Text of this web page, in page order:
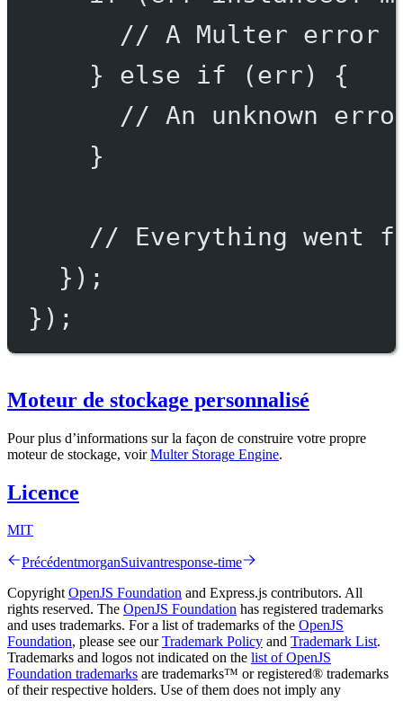
// A Multer error
} else if (err) {
// An unknown
}
// Everything went
});
});
Moteur de stockage personnalisé
Pour plus d’informations sur la façon de construire votre propre
moteur de stockage, voirMulter Storage Engine.
Licence
MIT
PrécédentmorganSuivantresponse-time
CopyrightOpenJS Foundation and Express.js contributors. All
rights reserved. The OpenJS Foundation has registered trademarks
and uses trademarks. For a list of trademarks of the OpenJS
Foundation, please see ourTrademark Policy and Trademark List.
Trademarks and logos not indicated on the list of OpenJS
Foundation trademarks are trademarks™ or registered® trademarks
of their respective holders. Use of them does not imply any